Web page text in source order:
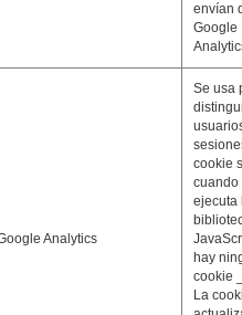
envían
Google
Analytics
Se usa
cookie
cuando
ejecuta
hay
cookie
La